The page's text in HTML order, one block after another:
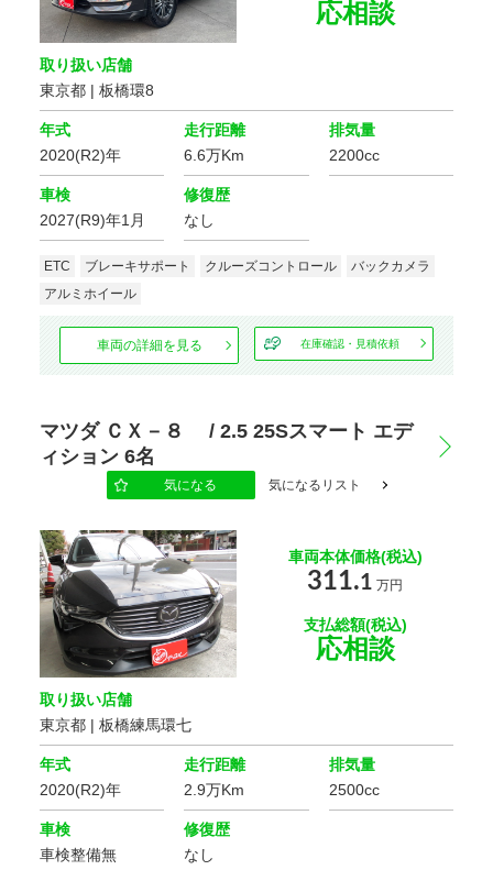
応相談
取り扱い店舗
東京都 | 板橋環8
年式
2020(R2)年
走行距離
6.6万Km
排気量
2200cc
車検
2027(R9)年1月
修復歴
なし
ETC ブレーキサポート クルーズコントロール
バックカメラ
アルミホイール
車両の詳細を見る 在庫確認・見積依頼
マツダ ＣＸ－８ / 2.5 25Sスマート エデ
ィション 6名
気になる 気になるリスト
車両本体価格(税込)
311.1 万円
支払総額(税込)
応相談
取り扱い店舗
東京都 | 板橋練馬環七
年式
2020(R2)年
走行距離
2.9万Km
排気量
2500cc
車検
車検整備無
修復歴
なし